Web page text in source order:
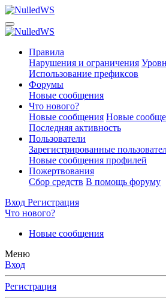
Правила
Нарушения и ограничения
Использование префиксов
Форумы
Новые сообщения
Что нового?
Новые сообщения Новые
Последняя активность
Пользователи
Зарегистрированные
Новые сообщения профилей
Пожертвования
Сбор средств В помощь форуму
Вход Регистрация
Что нового?
Новые сообщения
Меню
Вход
Регистрация